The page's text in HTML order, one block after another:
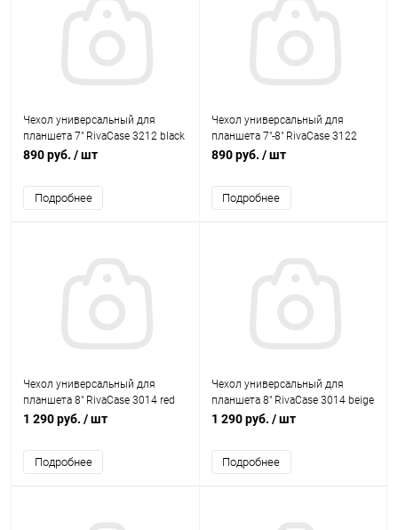
Чехол универсальный для
планшета 7" RivaCase 3212 black
890 руб. / шт
Подробнее
Чехол универсальный для
планшета 7"-8" RivaCase 3122
white/red
890 руб. / шт
Подробнее
Чехол универсальный для
планшета 8" RivaCase 3014 red
1 290 руб. / шт
Подробнее
Чехол универсальный для
планшета 8" RivaCase 3014 beige
1 290 руб. / шт
Подробнее